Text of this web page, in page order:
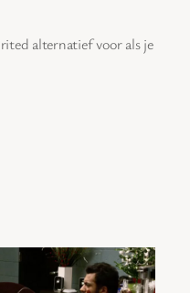
alternatief voor als je